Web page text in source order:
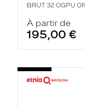
BRUT 32 OGPU
À partir de
195,00 €